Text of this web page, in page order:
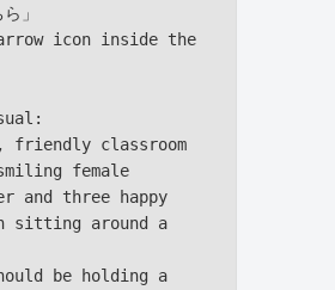
」
icon inside the
friendly classroom
female
and three happy
sitting around a
be holding a